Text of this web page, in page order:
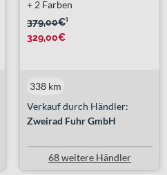
379,00€¹
329,00€
+ 2 Farben
Verkauf durch Händler:
Zweirad Fuhr GmbH
338 km
68 weitere Händler